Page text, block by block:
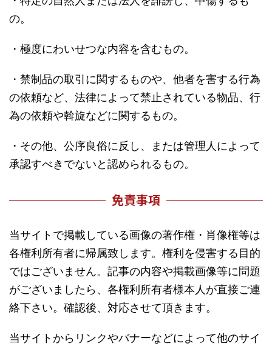
の。
・極度にわいせつな内容を含むもの。
・禁制品の取引に関するものや、他者を害する行為
の依頼など、法律によって禁止されている物品、行
為の依頼や斡旋などに関するもの。
・その他、公序良俗に反し、または管理人によって
承認すべきでないと認められるもの。
免責事項
当サイトで掲載している画像の著作権・肖像権等は
各権利所有者に帰属致します。権利を侵害する目的
ではございません。記事の内容や掲載画像等に問題
がございましたら、各権利所有者様本人が直接ご連
絡下さい。確認後、対応させて頂きます。
当サイトからリンクやバナーなどによって他のサイ